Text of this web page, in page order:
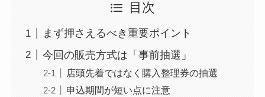
目次
まず押さえるべき重要ポイント
今回の販売方式は「事前抽選」
店頭先着ではなく購入整理券の抽選
申込期間が短い点に注意